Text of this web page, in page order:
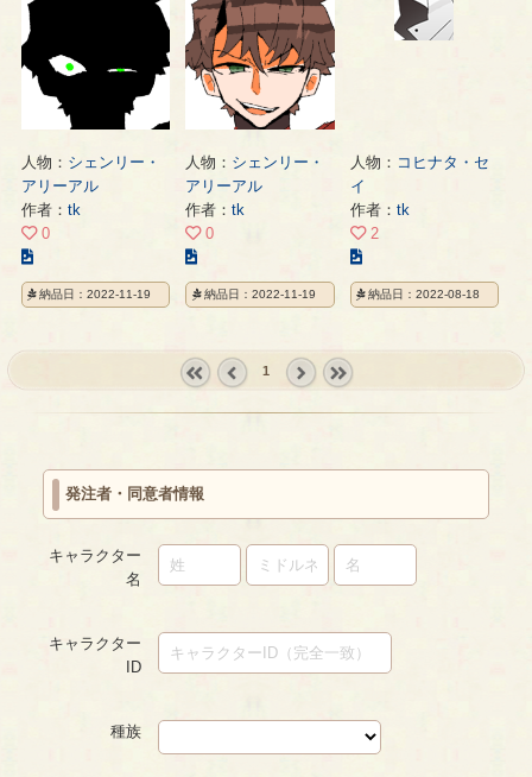
人物： シェンリー・
アリーアル
作者： tk
0
の
イ
ジ
納品日：2022-11-19
人物： シェンリー・
アリーアル
作者：tk
0
の
イ
ト
ジ
納品日：2022-11-19
人物： コヒナタ・セ
イ
作者： tk
2
の
イ
ジ
納品日：2022-08-18
1
発注者・同意者情報
キャラクター
名
キャラクター
ID
種族